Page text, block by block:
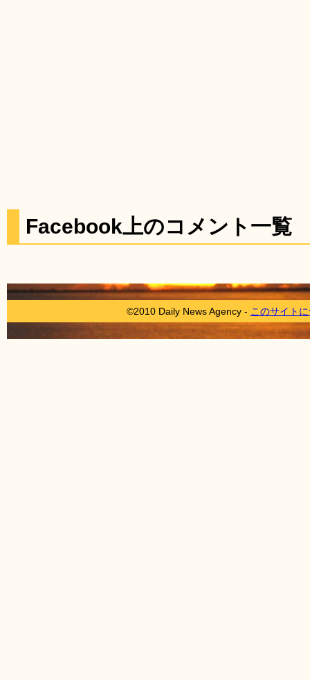
Facebook上のコメント一覧
©2010 Daily News Agency - このサイト